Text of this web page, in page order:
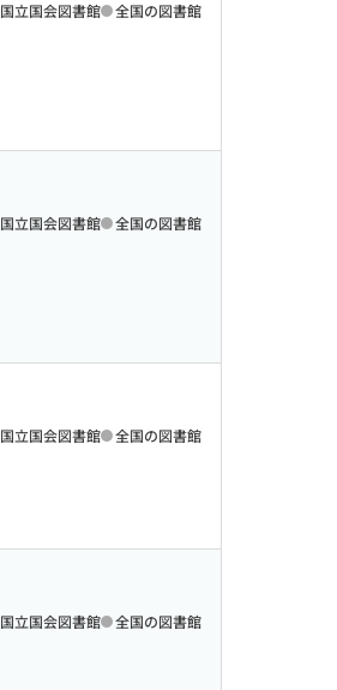
国立国会図書館 全国の図書館
国立国会図書館 全国の図書館
国立国会図書館 全国の図書館
国立国会図書館 全国の図書館